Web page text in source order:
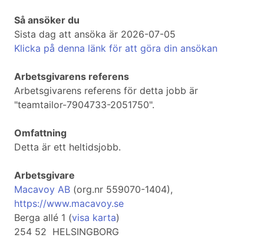
Så ansöker du
Sista dag att ansöka är 2026-07-05
Klicka på denna länk för att göra din ansökan
Arbetsgivarens referens
Arbetsgivarens referens för detta jobb är
"teamtailor-7904733-2051750".
Omfattning
Detta är ett heltidsjobb.
Arbetsgivare
Macavoy AB (org.nr 559070-1404),
https://www.macavoy.se
Berga allé 1 (visa karta)
254 52 HELSINGBORG